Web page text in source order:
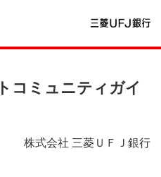
コミュニティガイ
株式会社 三菱ＵＦＪ銀行